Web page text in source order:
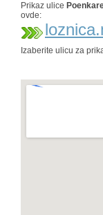
Prikaz ulice
ovde:
Izaberite ulicu za